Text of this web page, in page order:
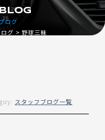
ログ
グ 野球三昧
スタッフブログ一覧